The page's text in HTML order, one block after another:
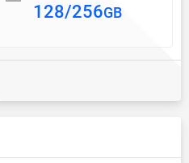
128/256GB